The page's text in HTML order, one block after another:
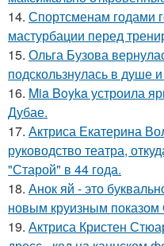
14. Спортсменам годами
мастурбации перед
15. Ольга Бузова
подскользнулась в душе
16. Mia Boyka устроила
Дубае.
17. Актриса Екатерина
руководство театра,
"Старой" в 44 года.
18. Анок яй - это
новым круизным показом
19. Актриса Кристен